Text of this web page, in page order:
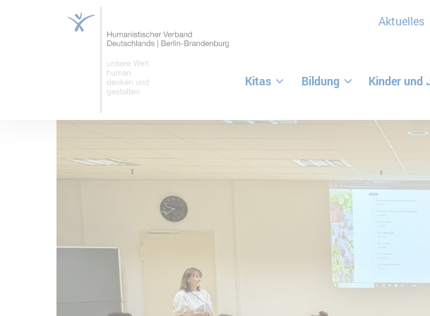
Aktuelles
Kitas Bildung Kinder und